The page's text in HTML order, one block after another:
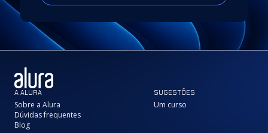
A ALURA
Sobre a Alura
Dúvidas frequentes
Blog
SUGESTÕES
Um curso